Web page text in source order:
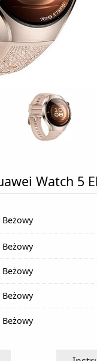
Watch 5